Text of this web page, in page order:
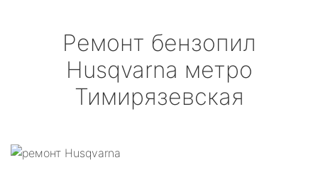
Ремонт бензопил
Husqvarna метро
Тимирязевская